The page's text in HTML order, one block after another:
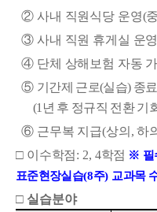
② 사내 직원식당 운영(중
③ 사내 직원 휴게실 운
④ 단체 상해보험 자동
⑤ 기간제 근로(실습) 종
(1 년 후 정규직 전환 기
⑥ 근무복 지급(상의 ,하
□ 이수학점: 2, 4학점 ※ 필
표준현장실습(8주) 교과목
□ 실습분야